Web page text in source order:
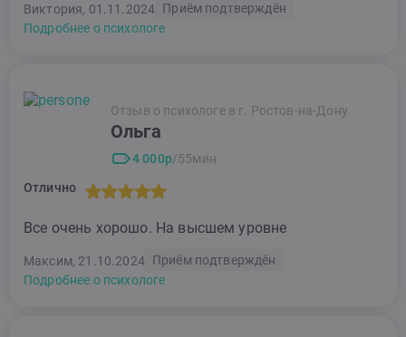
Виктория, 01.11.2024 Приём подтверждён
Подробнее о психологе
Отзыв о психологе в г. Ростов-на-Дону
Ольга
4 000р/55мин
Отлично
Все очень хорошо. На высшем уровне
Максим, 21.10.2024 Приём подтверждён
Подробнее о психологе